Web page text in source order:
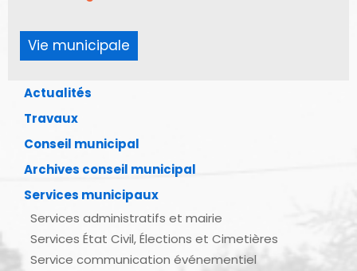
Vie municipale
Actualités
Travaux
Conseil municipal
Archives conseil municipal
Services municipaux
Services administratifs et mairie
Services État Civil, Élections et Cimetières
Service communication événementiel